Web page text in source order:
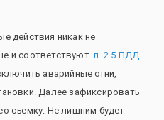
действия никак не
и соответствуютп. 2.5 ПДД
аварийные огни,
Далее зафиксировать
съемку. Не лишним будет